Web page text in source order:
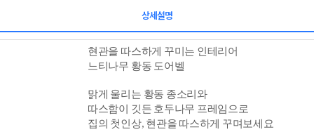
상세설명
현관을 따스하게 꾸미는 인테리어
느티나무 황동 도어벨
맑게 울리는 황동 종소리와
따스함이 깃든 호두나무 프레임으로
집의 첫인상, 현관을 따스하게 꾸며보세요